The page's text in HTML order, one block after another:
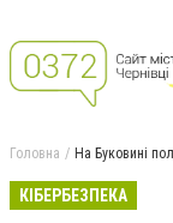
Головна На Буковині
КІБЕРБЕЗПЕКА